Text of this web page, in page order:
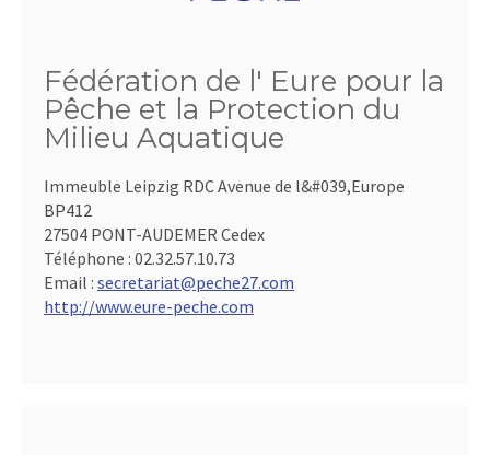
Fédération de l' Eure pour la
Pêche et la Protection du
Milieu Aquatique
Immeuble Leipzig RDC Avenue de l&#039,Europe
BP412
27504 PONT-AUDEMER Cedex
Téléphone : 02.32.57.10.73
Email : secretariat@peche27.com
http://www.eure-peche.com